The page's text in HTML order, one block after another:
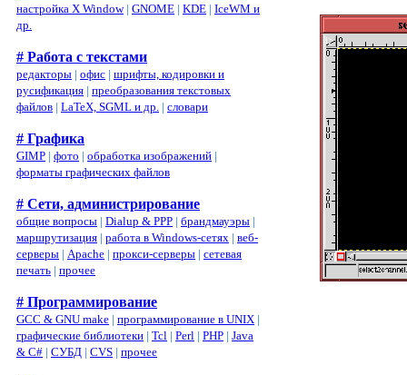
настройка X Window| GNOME | KDE | IceWM и
др.
# Работа с текстами
редакторы | офис | шрифты, кодировки и
русификация | преобразования текстовых
файлов | LaTeX, SGML и др. | словари
# Графика
GIMP | фото | обработка изображений |
форматы графических файлов
# Сети, администрирование
общие вопросы | Dialup & PPP | брандмауэры |
маршрутизация | работа в Windows-сетях | веб-
серверы | Apache | прокси-серверы | сетевая
печать | прочее
# Программирование
GCC & GNU make | программирование в UNIX |
графические библиотеки | Tcl | Perl | PHP | Java
& C# | СУБД | CVS | прочее